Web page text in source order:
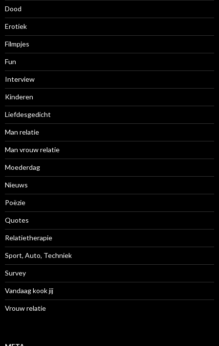
Dood
Erotiek
Filmpjes
Fun
Interview
Kinderen
Liefdesgedicht
Man relatie
Man vrouw relatie
Moederdag
Nieuws
Poëzie
Quotes
Relatietherapie
Sport, Auto, Techniek
Survey
Vandaag kook jij
Vrouw relatie